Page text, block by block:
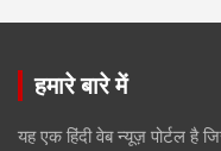
हमारे बारे में
यह एक हिंदी वेब न्यूज़ पोर्टल है